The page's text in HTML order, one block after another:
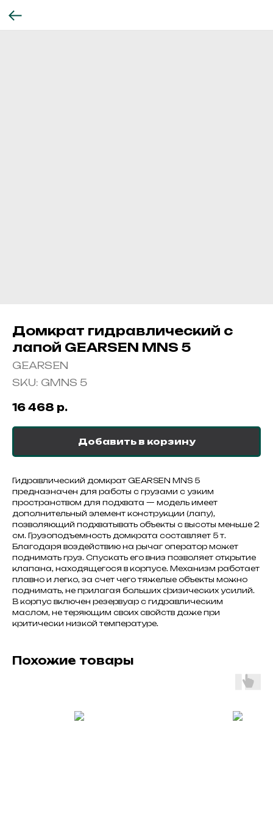
Домкрат гидравлический с
лапой GEARSEN MNS 5
GEARSEN
SKU: GMNS 5
16 468 р.
Добавить в корзину
Гидравлический домкрат GEARSEN MNS 5
предназначен для работы с грузами с узким
пространством для подхвата — модель имеет
дополнительный элемент конструкции (лапу),
позволяющий подхватывать объекты с высоты меньше 2
см. Грузоподъемность домкрата составляет 5 т.
Благодаря воздействию на рычаг оператор может
поднимать груз. Спускать его вниз позволяет открытие
клапана, находящегося в корпусе. Механизм работает
плавно и легко, за счет чего тяжелые объекты можно
поднимать, не прилагая больших физических усилий.
В корпус включен резервуар с гидравлическим
маслом, не теряющим своих свойств даже при
критически низкой температуре.
Похожие товары